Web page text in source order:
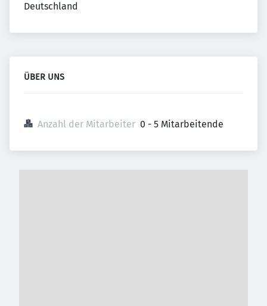
Deutschland
ÜBER UNS
Anzahl der Mitarbeiter 0 - 5 Mitarbeitende